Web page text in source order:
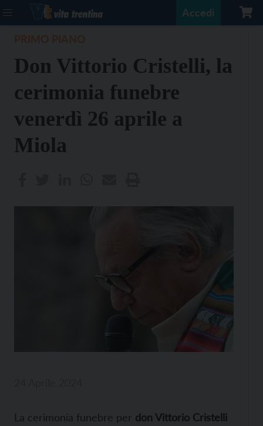
Accedi
Don Vittorio Cristelli, la
cerimonia funebre
venerdì 26 aprile a
Miola
La cerimonia funebre per don Vittorio Cristelli